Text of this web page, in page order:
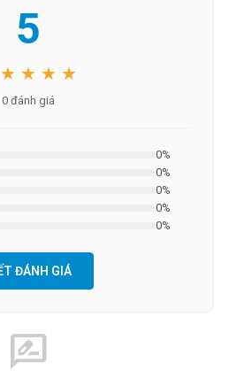
5
★ ★ ★
0 đánh giá
0%
0%
0%
0%
0%
VIẾT ĐÁNH GIÁ
rate_review